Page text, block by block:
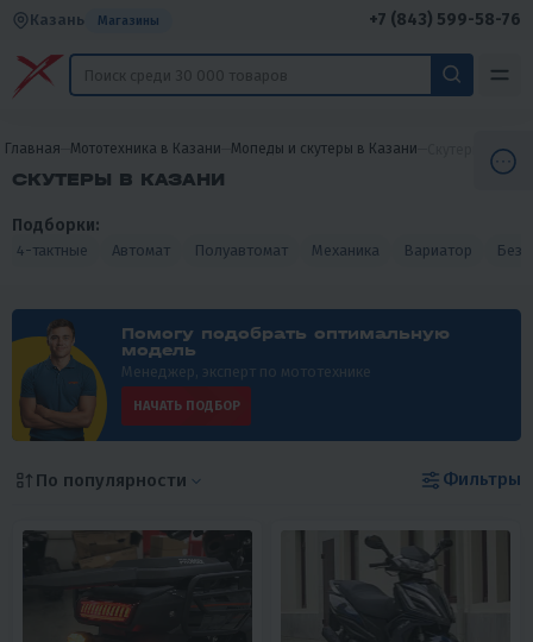
Казань Магазины +7 (843) 599-58-76
Главная Мототехника в Казани Мопеды и скутеры в Казани Скутеры в
СКУТЕРЫ В КАЗАНИ
Подборки:
4-тактные Автомат Полуавтомат Механика Вариатор Без
Помогу подобрать оптимальную
модель
Менеджер, эксперт по мототехнике
НАЧАТЬ ПОДБОР
По популярности Фильтры